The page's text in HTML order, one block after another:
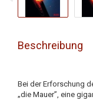
Beschreibung
Bei der Erforschung
„die Mauer”, eine